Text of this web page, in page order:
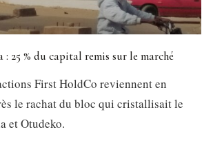
25 % du capital remis sur le marché
First HoldCo reviennent en
le rachat du bloc qui cristallisait le
et Otudeko.